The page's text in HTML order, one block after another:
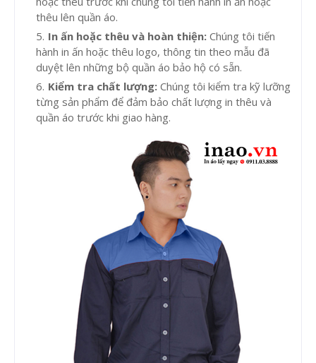
thêu lên quần áo.
In ấn hoặc thêu và hoàn thiện: Chúng tôi tiến
hành in ấn hoặc thêu logo, thông tin theo mẫu đã
duyệt lên những bộ quần áo bảo hộ có sẵn.
Kiểm tra chất lượng: Chúng tôi kiểm tra kỹ lưỡng
từng sản phẩm để đảm bảo chất lượng in thêu và
quần áo trước khi giao hàng.